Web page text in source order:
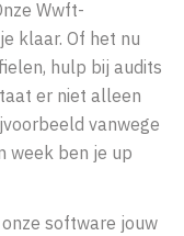
Wwft-
klaar. Of het nu
hulp bij audits
er niet alleen
vanwege
week ben je up
software jouw